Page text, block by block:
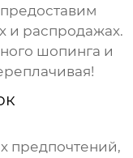
и распродажах.
шопинга и
предпочтений,